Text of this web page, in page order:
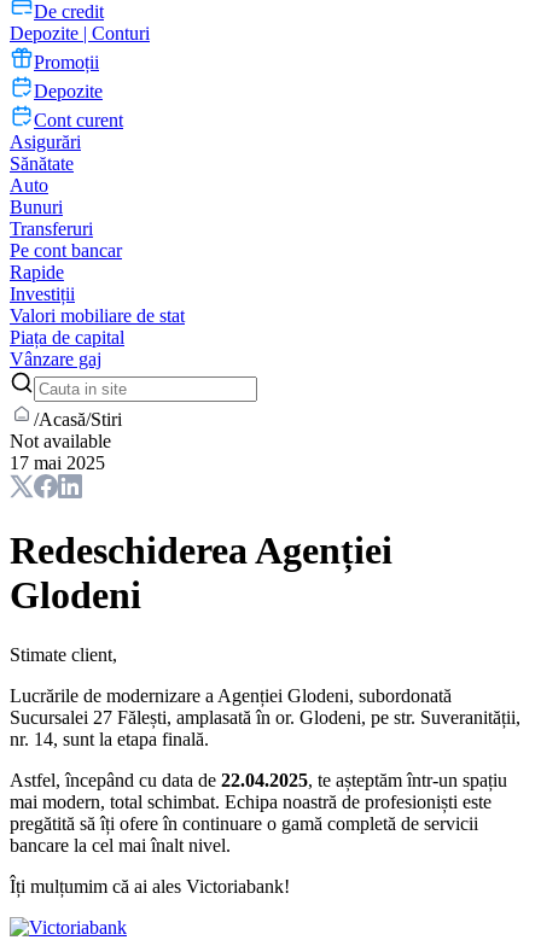
De credit
Depozite | Conturi
Promoții
Depozite
Cont curent
Asigurări
Sănătate
Auto
Bunuri
Transferuri
Pe cont bancar
Rapide
Investiții
Valori mobiliare de stat
Piața de capital
Vânzare gaj
/Acasă/Stiri
Not available
17 mai 2025
Redeschiderea Agenției
Glodeni
Stimate client,
Lucrările de modernizare a Agenției Glodeni, subordonată
Sucursalei 27 Fălești, amplasată în or. Glodeni, pe str. Suveranității,
nr. 14, sunt la etapa finală.
Astfel, începând cu data de 22.04.2025, te așteptăm într-un spațiu
mai modern, total schimbat. Echipa noastră de profesioniști este
pregătită să îți ofere în continuare o gamă completă de servicii
bancare la cel mai înalt nivel.
Îți mulțumim că ai ales Victoriabank!